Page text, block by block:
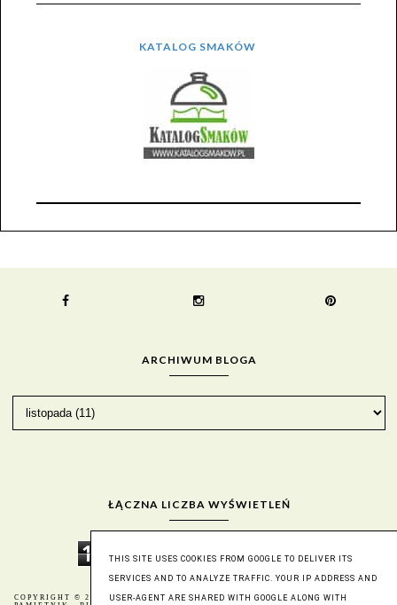
KATALOG SMAKÓW
ARCHIWUM BLOGA
ŁĄCZNA LICZBA WYŚWIETLEŃ
1 9 3 0 8 2 2 4
COPYRIGHT © 2016
BERNIKA - MÓJ KULINARNY
BLOG DESIGN:
THIS SITE USES COOKIES FROM GOOGLE TO DELIVER ITS
SERVICES AND TO ANALYZE TRAFFIC. YOUR IP ADDRESS AND
USER-AGENT ARE SHARED WITH GOOGLE ALONG WITH